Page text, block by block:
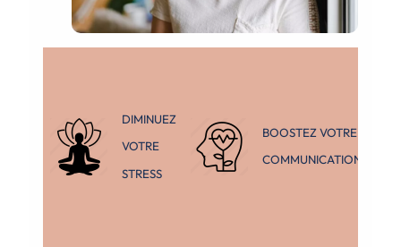
DIMINUEZ
VOTRE
STRESS
BOOSTEZ VOTRE
COMMUNICATION